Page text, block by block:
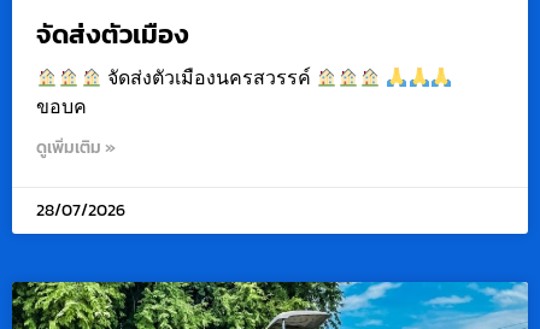
จัดส่งตัวเมือง
จัดส่งตัวเมืองนครสวรรค์
ขอบค
ดูเพิ่มเติม »
28/07/2026